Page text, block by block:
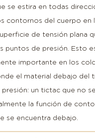
se estira en todas
contornos del cuerpo en
de tensión plana
puntos de presión. Esto
importante en los
el material debajo del
presión: un tictac que no
la función de
se encuentra debajo.